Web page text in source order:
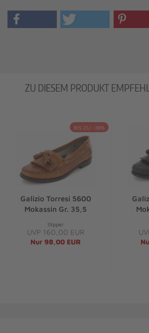
ZU DIESEM PRODUKT
BIS ZU -38%
Galizio Torresi 5600
Mokassin Gr. 35,5
Slipper
UVP 160,00 EUR
Nur 98,00 EUR